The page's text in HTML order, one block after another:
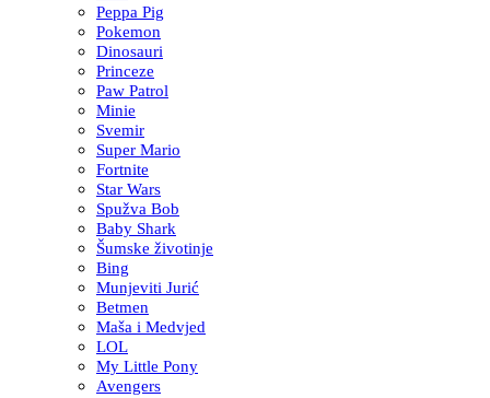
Peppa Pig
Pokemon
Dinosauri
Princeze
Paw Patrol
Minie
Svemir
Super Mario
Fortnite
Star Wars
Spužva Bob
Baby Shark
Šumske životinje
Bing
Munjeviti Jurić
Betmen
Maša i Medvjed
LOL
My Little Pony
Avengers